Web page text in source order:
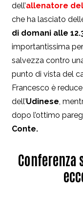
dell’allenatore del
che ha lasciato
di domani alle
importantissima
salvezza contro
punto di vista del
Francesco è
dell’Udinese,
dopo l’ottimo
Conte.
Conferenza